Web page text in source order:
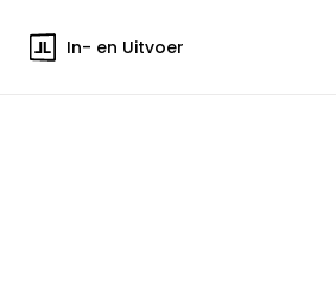
In- en Uitvoer